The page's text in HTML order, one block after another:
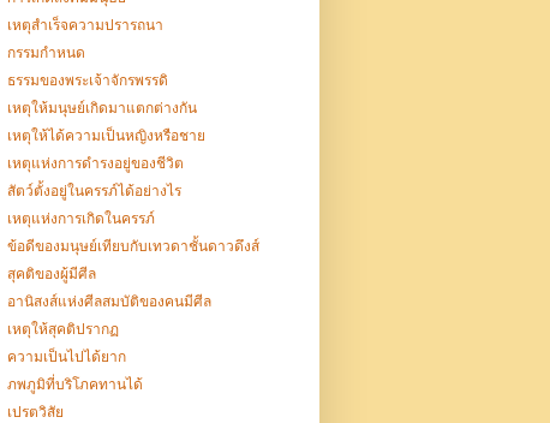
เหตุสำเร็จความปรารถนา
กรรมกำหนด
ธรรมของพระเจ้าจักรพรรดิ
เหตุให้มนุษย์เกิดมาแตกต่างกัน
เหตุให้ได้ความเป็นหญิงหรือชาย
เหตุแห่งการดำรงอยู่ของชีวิต
สัตว์ตั้งอยู่ในครรภ์ได้อย่างไร
เหตุแห่งการเกิดในครรภ์
ข้อดีของมนุษย์เทียบกับเทวดาชั้นดาวดึงส์
สุคติของผู้มีศีล
อานิสงส์แห่งศีลสมบัติของคนมีศีล
เหตุให้สุคติปรากฏ
ความเป็นไปได้ยาก
ภพภูมิที่บริโภคทานได้
เปรตวิสัย